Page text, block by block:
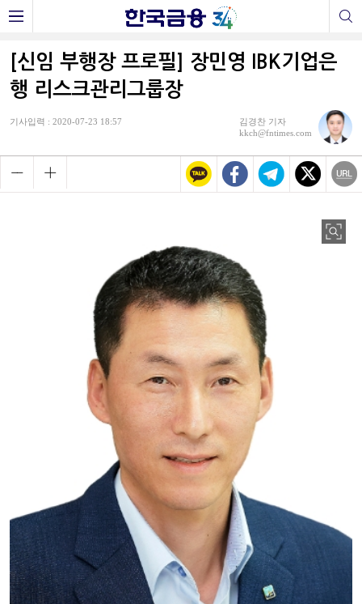
[신임 부행장 프로필] 장민영 IBK기업은
행 리스크관리그룹장
기사입력 : 2020-07-23 18:57
김경찬 기자
kkch@fntimes.com